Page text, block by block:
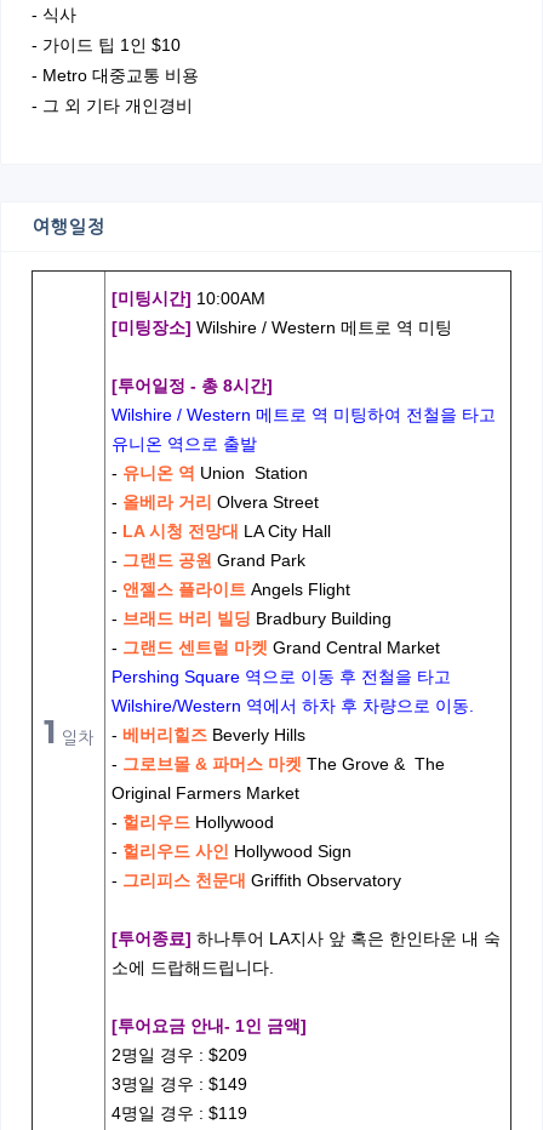
- 식사
- 가이드 팁 1인 $10
- Metro 대중교통 비용
- 그 외 기타 개인경비
여행일정
1 일차
[미팅시간] 10:00AM
[미팅장소] Wilshire / Western 메트로 역 미팅
[투어일정 - 총 8시간]
Wilshire / Western 메트로 역 미팅하여 전철을 타고
유니온 역으로 출발
- 유니온 역 Union Station
- 올베라 거리 Olvera Street
- LA 시청 전망대 LA City Hall
- 그랜드 공원 Grand Park
- 앤젤스 플라이트 Angels Flight
- 브래드 버리 빌딩 Bradbury Building
- 그랜드 센트럴 마켓 Grand Central Market
Pershing Square 역으로 이동 후 전철을 타고
Wilshire/Western 역에서 하차 후 차량으로 이동.
- 베버리힐즈 Beverly Hills
- 그로브몰 & 파머스 마켓 The Grove & The
Original Farmers Market
- 헐리우드 Hollywood
- 헐리우드 사인 Hollywood Sign
- 그리피스 천문대 Griffith Observatory
[투어종료] 하나투어 LA지사 앞 혹은 한인타운 내 숙
소에 드랍해드립니다.
[투어요금 안내- 1인 금액]
2명일 경우 : $209
3명일 경우 : $149
4명일 경우 : $119